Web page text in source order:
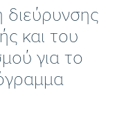
διεύρυνσης
και του
για το